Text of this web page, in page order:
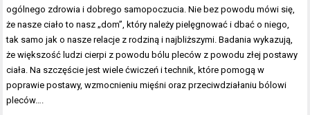
ogólnego zdrowia i dobrego samopoczucia. Nie bez powodu mówi się,
że nasze ciało to nasz „dom”, który należy pielęgnować i dbać o niego,
tak samo jak o nasze relacje z rodziną i najbliższymi. Badania wykazują,
że większość ludzi cierpi z powodu bólu pleców z powodu złej postawy
ciała. Na szczęście jest wiele ćwiczeń i technik, które pomogą w
poprawie postawy, wzmocnieniu mięśni oraz przeciwdziałaniu bólowi
pleców….